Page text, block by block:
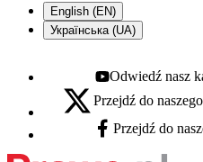
English (EN)
Українська (UA)
Youtube - otwiera się w
Odwiedź nasz
X - otwiera się w nowej karcie
Przejdź do
Facebook - otwiera się w
Przejdź do